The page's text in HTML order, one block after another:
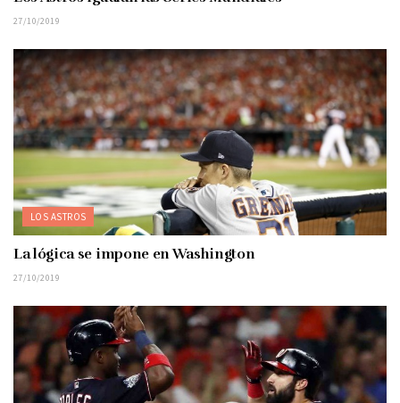
27/10/2019
LOS ASTROS
La lógica se impone en Washington
27/10/2019